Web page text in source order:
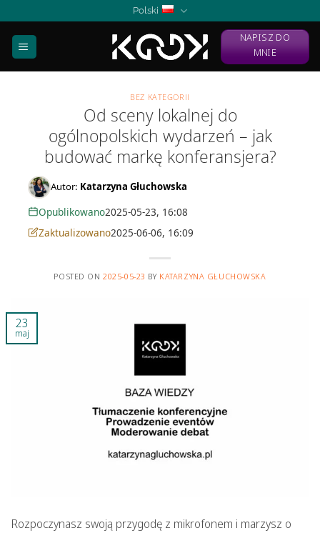
content
Polski
NAPISZ DO
MNIE
BEZ KATEGORII
Od sceny lokalnej do
ogólnopolskich wydarzeń – jak
budować markę konferansjera?
Autor: Katarzyna Głuchowska
Opublikowano2025-05-23, 16:08
Zaktualizowano2025-06-06, 16:09
POSTED ON2025-05-23 BY KATARZYNA GŁUCHOWSKA
23
maj
Rozpoczynasz swoją przygodę z mikrofonem i marzysz o